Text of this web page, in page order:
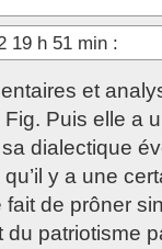
19 h 51 min :
et
Puis elle a
dialectique
y a une
de prôner
patriotisme